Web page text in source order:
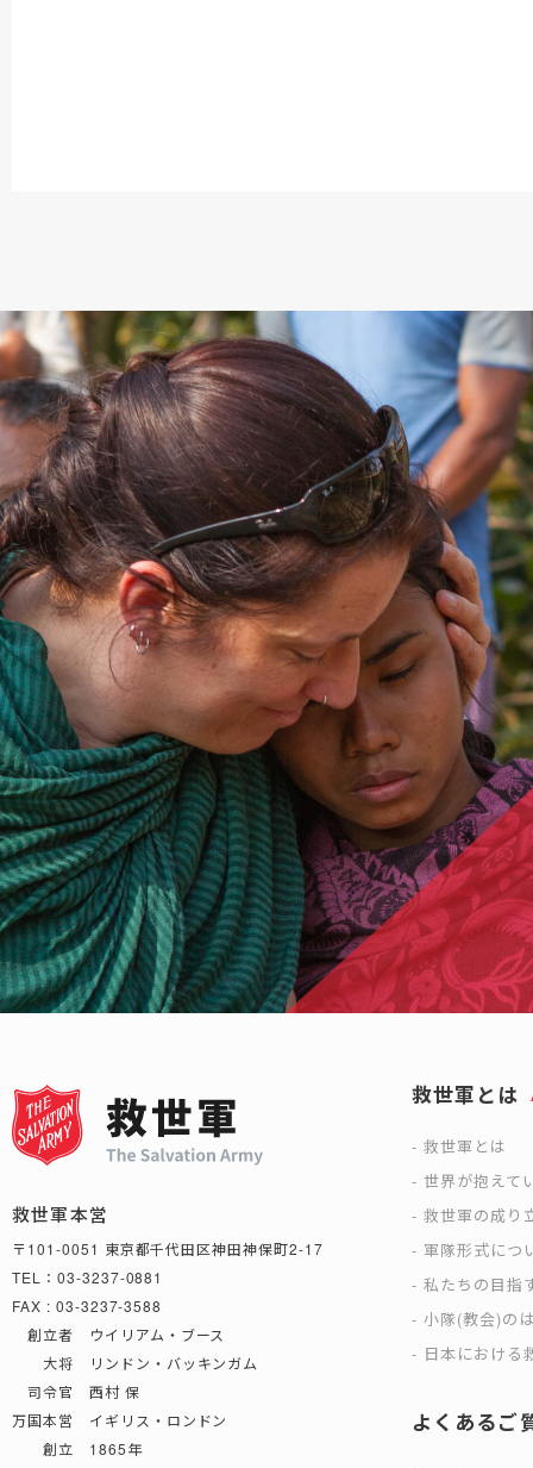
救世軍本営
〒101-0051 東京都千代田区神田神保町2-17
TEL：03-3237-0881
FAX : 03-3237-3588
創立者 ウイリアム・ブース
大将 リンドン・バッキンガム
司令官 西村 保
万国本営 イギリス・ロンドン
創立 1865年
救世軍とは
救世軍とは
世界が抱えて
救世軍の成り
軍隊形式につ
私たちの目指
小隊(教会)の
日本における
よくあるご